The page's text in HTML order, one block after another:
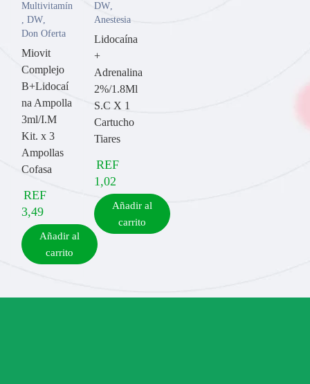
Multivitamínicos
, DW,
Don Oferta
Miovit
Complejo
B+Lidocaí
na Ampolla
3ml/I.M
Kit. x 3
Ampollas
Cofasa
REF
3,49
Añadir al
carrito
DW,
Anestesia
Lidocaína
+
Adrenalina
2%/1.8Ml
S.C X 1
Cartucho
Tiares
REF
1,02
Añadir al
carrito